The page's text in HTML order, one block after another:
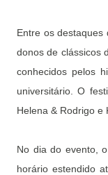
Entre os destaques
donos de clássicos
conhecidos pelos
universitário. O
Helena & Rodrigo e
No dia do evento,
horário estendido